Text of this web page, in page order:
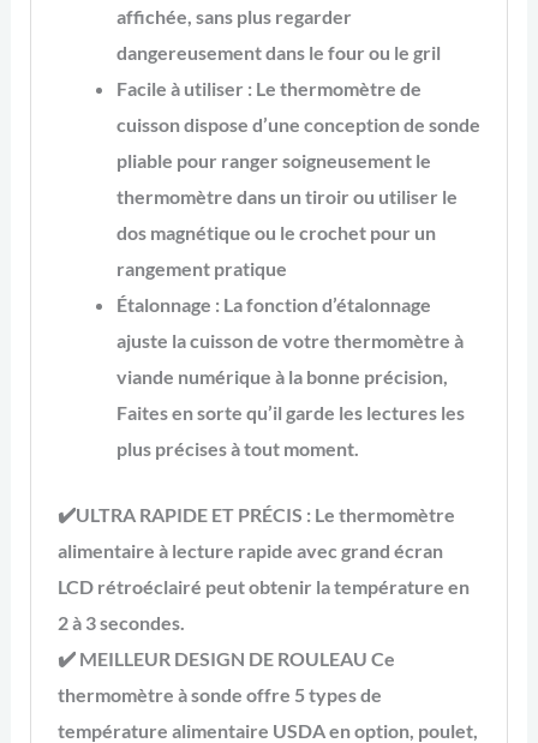
affichée, sans plus regarder
dangereusement dans le four ou le gril
Facile à utiliser : Le thermomètre de
cuisson dispose d’une conception de sonde
pliable pour ranger soigneusement le
thermomètre dans un tiroir ou utiliser le
dos magnétique ou le crochet pour un
rangement pratique
Étalonnage : La fonction d’étalonnage
ajuste la cuisson de votre thermomètre à
viande numérique à la bonne précision,
Faites en sorte qu’il garde les lectures les
plus précises à tout moment.
✔️ULTRA RAPIDE ET PRÉCIS : Le thermomètre
alimentaire à lecture rapide avec grand écran
LCD rétroéclairé peut obtenir la température en
2 à 3 secondes.
✔️ MEILLEUR DESIGN DE ROULEAU Ce
thermomètre à sonde offre 5 types de
température alimentaire USDA en option, poulet,